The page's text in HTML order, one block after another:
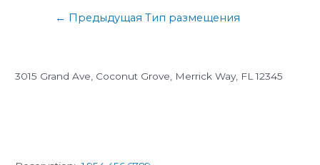
Навигация
← Предыдущая Тип размещения
3015 Grand Ave, Coconut Grove, Merrick Way, FL 12345